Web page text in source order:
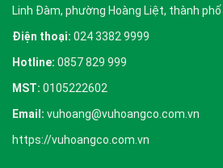
Linh Đàm, phường Hoàng Liệt, thành phố
Điện thoại: 024 3382 9999
Hotline: 0857 829 999
MST: 0105222602
Email: vuhoang@vuhoangco.com.vn
https://vuhoangco.com.vn